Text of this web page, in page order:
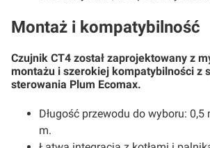
Montaż i kompatybilność
Czujnik CT4 został zaprojektowany z
montażu i szerokiej kompatybilności z
sterowania Plum Ecomax.
Długość przewodu do wyboru: 0,5
m.